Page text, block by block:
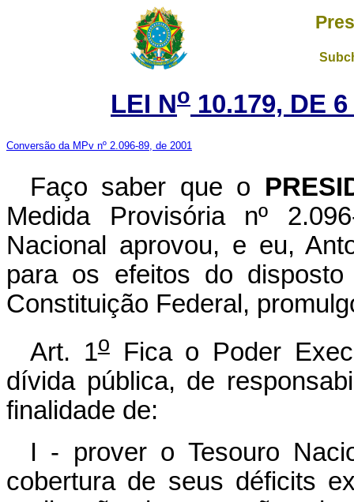
LEI No 10.179, DE
Conversão da MPv nº 2.096-89, de 2001
Faço saber que o
Medida Provisória nº
Nacional aprovou, e eu,
para os efeitos do
Constituição Federal,
Art. 1oFica o Poder
dívida pública, de
finalidade de:
I - prover o Tesouro
cobertura de seus déficits